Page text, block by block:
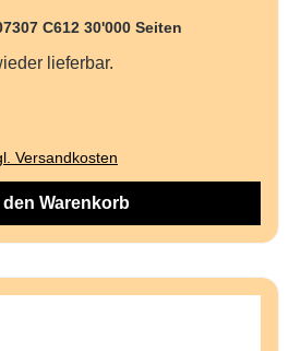
C612 30'000 Seiten
lieferbar.
Versandkosten
den Warenkorb